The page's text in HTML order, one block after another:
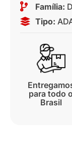
Família:
Tipo:
para todo o
Brasil